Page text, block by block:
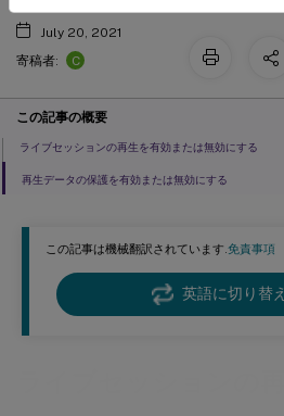
この記事は機械翻訳されています.免責事項
英語に切り替え
July 20, 2021
寄稿者:
C
この記事の概要
ライブセッションの再生を有効または無効にする
再生データの保護を有効または無効にする